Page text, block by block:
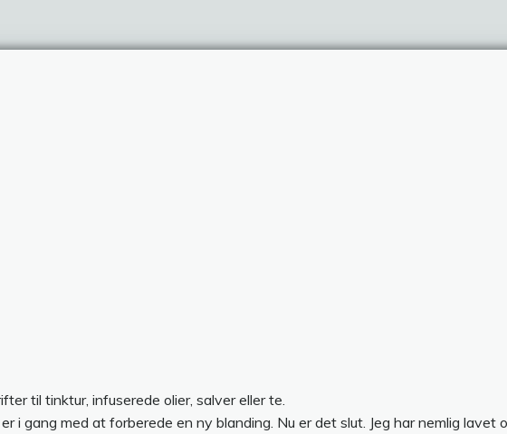
til tinktur, infuserede olier, salver eller te.
gang med at forberede en ny blanding. Nu er det slut. Jeg har nemlig lavet